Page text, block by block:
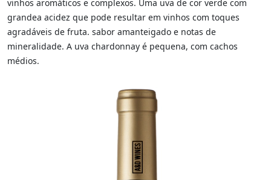
vinhos aromáticos e complexos. Uma uva de cor verde com
grandea acidez que pode resultar em vinhos com toques
agradáveis de fruta. sabor amanteigado e notas de
mineralidade. A uva chardonnay é pequena, com cachos
médios.